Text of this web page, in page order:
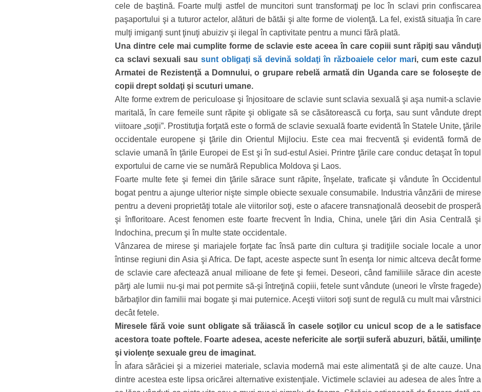
cele de baştină. Foarte mulţi astfel de muncitori sunt transformaţi pe loc în sclavi prin confiscarea
paşaportului şi a tuturor actelor, alături de bătăi şi alte forme de violenţă. La fel, există situaţia în care
mulţi imiganţi sunt ţinuţi abuiziv şi ilegal în captivitate pentru a munci fără plată.
Una dintre cele mai cumplite forme de sclavie este aceea în care copiii sunt răpiţi sau vânduţi
ca sclavi sexuali sau sunt obligaţi să devină soldaţi în războaiele celor mari, cum este cazul
Armatei de Rezistenţă a Domnului, o grupare rebelă armată din Uganda care se foloseşte de
copii drept soldaţi şi scuturi umane.
Alte forme extrem de periculoase şi înjositoare de sclavie sunt sclavia sexuală şi aşa numit-a sclavie
maritală, în care femeile sunt răpite şi obligate să se căsătorească cu forţa, sau sunt vândute drept
viitoare „soţii”. Prostituţia forţată este o formă de sclavie sexuală foarte evidentă în Statele Unite, ţările
occidentale europene şi ţările din Orientul Mijlociu. Este cea mai frecventă şi evidentă formă de
sclavie umană în ţările Europei de Est şi în sud-estul Asiei. Printre ţările care conduc detaşat în topul
exportului de carne vie se numără Republica Moldova şi Laos.
Foarte multe fete şi femei din ţările sărace sunt răpite, înşelate, traficate şi vândute în Occidentul
bogat pentru a ajunge ulterior nişte simple obiecte sexuale consumabile. Industria vânzării de mirese
pentru a deveni proprietăţi totale ale viitorilor soţi, este o afacere transnaţională deosebit de prosperă
şi înfloritoare. Acest fenomen este foarte frecvent în India, China, unele ţări din Asia Centrală şi
Indochina, precum şi în multe state occidentale.
Vânzarea de mirese şi mariajele forţate fac însă parte din cultura şi tradiţiile sociale locale a unor
întinse regiuni din Asia şi Africa. De fapt, aceste aspecte sunt în esenţa lor nimic altceva decât forme
de sclavie care afectează anual milioane de fete şi femei. Deseori, când familiile sărace din aceste
părţi ale lumii nu-şi mai pot permite să-şi întreţină copiii, fetele sunt vândute (uneori le vîrste fragede)
bărbaţilor din familii mai bogate şi mai puternice. Aceşti viitori soţi sunt de regulă cu mult mai vârstnici
decât fetele.
Miresele fără voie sunt obligate să trăiască în casele soţilor cu unicul scop de a le satisface
acestora toate poftele. Foarte adesea, aceste nefericite ale sorţii suferă abuzuri, bătăi, umilinţe
şi violenţe sexuale greu de imaginat.
În afara sărăciei şi a mizeriei materiale, sclavia modernă mai este alimentată şi de alte cauze. Una
dintre acestea este lipsa oricărei alternative existenţiale. Victimele sclaviei au adesea de ales între a